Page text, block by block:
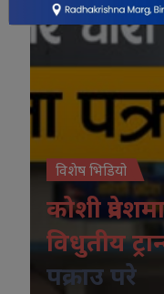
विशेष भिडियो
कोशी
विधुतीय
पक्राउ परे